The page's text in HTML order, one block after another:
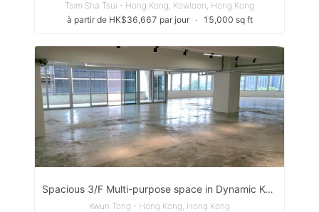
Tsim Sha Tsui - Hong Kong, Kowloon, Hong Kong
à partir de HK$36,667 par jour
∙ 15,000 sq ft
Spacious 3/F Multi-purpose space in Dynamic Kwun Tong
Kwun Tong - Hong Kong, Hong Kong